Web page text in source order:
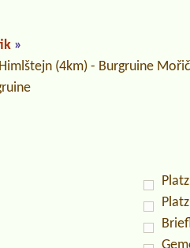
»
(4km) - Burgruine